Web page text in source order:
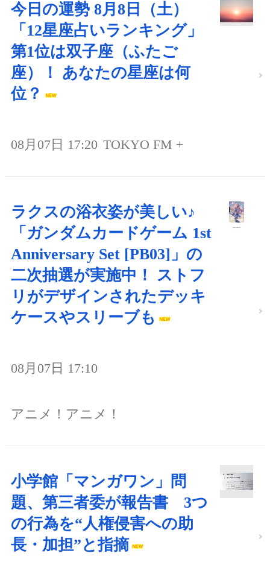
今日の運勢 8月8日（土）
「12星座占いランキング」
第1位は双子座（ふたご
座）！ あなたの星座は何
位？
08月07日 17:20 TOKYO FM +
ラクスの浴衣姿が美しい♪
「ガンダムカードゲーム 1st
Anniversary Set [PB03]」の
二次抽選が実施中！ ストフ
リがデザインされたデッキ
ケースやスリーブも
08月07日 17:10
アニメ！アニメ！
小学館「マンガワン」問
題、第三者委が報告書 3つ
の行為を“人権侵害への助
長・加担”と指摘